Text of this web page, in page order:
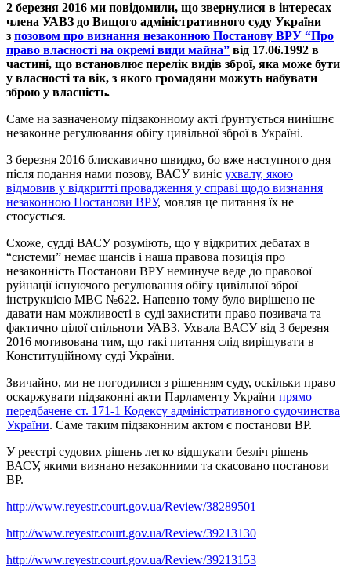
2 березня 2016 ми повідомили, що звернулися в інтересах
члена УАВЗ до Вищого адміністративного суду України
з позовом про визнання незаконною Постанову ВРУ “Про
право власності на окремі види майна” від 17.06.1992 в
частині, що встановлює перелік видів зброї, яка може бути
у власності та вік, з якого громадяни можуть набувати
зброю у власність.
Саме на зазначеному підзаконному акті ґрунтується нинішнє
незаконне регулювання обігу цивільної зброї в Україні.
3 березня 2016 блискавично швидко, бо вже наступного дня
після подання нами позову, ВАСУ виніс ухвалу, якою
відмовив у відкритті провадження у справі щодо визнання
незаконною Постанови ВРУ, мовляв це питання їх не
стосується.
Схоже, судді ВАСУ розуміють, що у відкритих дебатах в
“системи” немає шансів і наша правова позиція про
незаконність Постанови ВРУ неминуче веде до правової
руйнації існуючого регулювання обігу цивільної зброї
інструкцією МВС №622. Напевно тому було вирішено не
давати нам можливості в суді захистити право позивача та
фактично цілої спільноти УАВЗ. Ухвала ВАСУ від 3 березня
2016 мотивована тим, що такі питання слід вирішувати в
Конституційному суді України.
Звичайно, ми не погодилися з рішенням суду, оскільки право
оскаржувати підзаконні акти Парламенту України прямо
передбачене ст. 171-1 Кодексу адміністративного судочинства
України. Саме таким підзаконним актом є постанови ВР.
У реєстрі судових рішень легко відшукати безліч рішень
ВАСУ, якими визнано незаконними та скасовано постанови
ВР.
http://www.reyestr.court.gov.ua/Review/38289501
http://www.reyestr.court.gov.ua/Review/39213130
http://www.reyestr.court.gov.ua/Review/39213153